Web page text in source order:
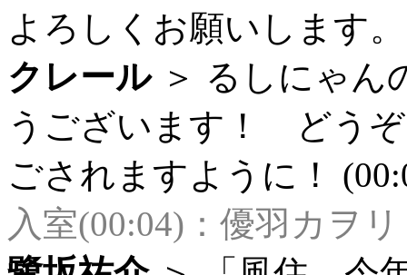
よろしくお願いします
クレール＞ るしにゃん
うございます！ どう
ごされますように！
入室(00:04)：優羽カヲリ